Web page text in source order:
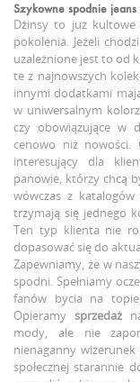
Szykowne spodnie jeans
Dżinsy to już kultowe
pokolenia. Jeżeli
uzależnione jest to od
te z najnowszych
innymi dodatkami
w uniwersalnym
czy obowiązujące w
cenowo niż nowości.
interesujący dla
panowie, którzy chcą
wówczas z
trzymają się jednego
Ten typ klienta nie
dopasować się do
Zapewniamy, że w
spodni. Spełniamy
fanów bycia na
Opieramy sprzedaż
mody, ale nie
nienaganny
społecznej starannie